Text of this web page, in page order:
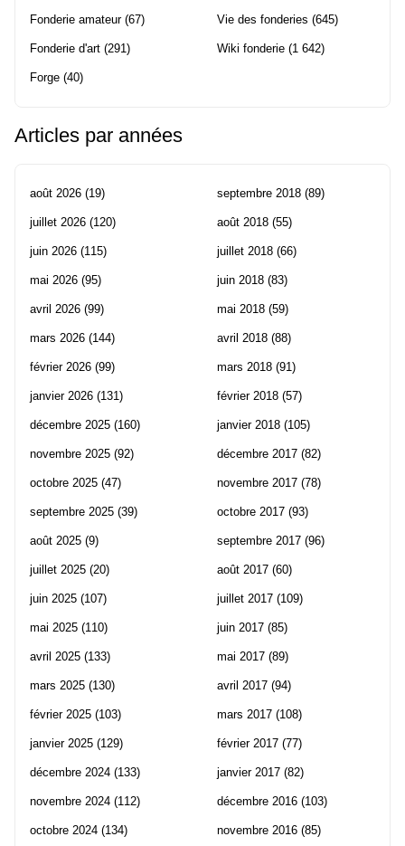
Fonderie amateur(67)
Fonderie d'art (291)
Forge (40)
Vie des fonderies (645)
Wiki fonderie (1 642)
Articles par années
août 2026 (19)
juillet 2026 (120)
juin 2026 (115)
mai 2026 (95)
avril 2026 (99)
mars 2026 (144)
février 2026 (99)
janvier 2026 (131)
décembre 2025 (160)
novembre 2025 (92)
octobre 2025 (47)
septembre 2025 (39)
août 2025 (9)
juillet 2025 (20)
juin 2025 (107)
mai 2025 (110)
avril 2025 (133)
mars 2025 (130)
février 2025 (103)
janvier 2025 (129)
décembre 2024 (133)
novembre 2024 (112)
octobre 2024 (134)
septembre 2018 (89)
août 2018 (55)
juillet 2018 (66)
juin 2018 (83)
mai 2018 (59)
avril 2018 (88)
mars 2018 (91)
février 2018 (57)
janvier 2018 (105)
décembre 2017 (82)
novembre 2017 (78)
octobre 2017 (93)
septembre 2017 (96)
août 2017 (60)
juillet 2017 (109)
juin 2017 (85)
mai 2017 (89)
avril 2017 (94)
mars 2017 (108)
février 2017 (77)
janvier 2017 (82)
décembre 2016 (103)
novembre 2016 (85)